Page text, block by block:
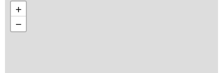
+
−